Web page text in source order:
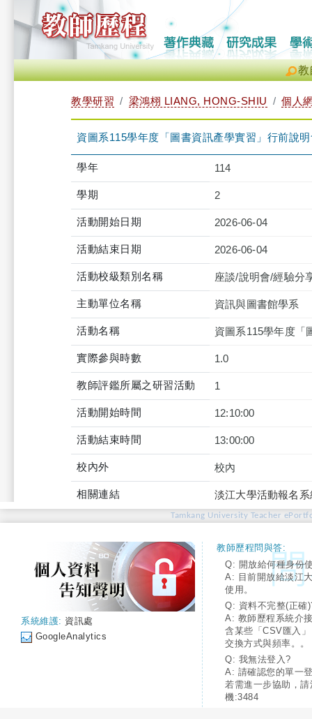
教
教學研習 梁鴻栩 LIANG, HONG-SHIU 個人
資圖系115學年度「圖書資訊產學實習」行前說
學年 114
學期 2
活動開始日期 2026-06-04
活動結束日期 2026-06-04
活動校級類別名稱 座談/說明會/經驗分
主動單位名稱 資訊與圖書館學系
活動名稱 資圖系115學年度「
實際參與時數 1.0
教師評鑑所屬之研習活動 1
活動開始時間 12:10:00
活動結束時間 13:00:00
校內外 校內
相關連結 淡江大學活動報名
Tamkang University Teacher
系統維護: 資訊處
GoogleAnalytics
教師歷程問與答:
Q: 開放給何種身份
A: 目前開放給淡江
使用。
Q: 資料不完整(正確
A: 教師歷程系統介
含某些「CSV匯入
交換方式與頻率。。
Q: 我無法登入?
A: 請確認您的單一
若需進一步協助，
機:3484